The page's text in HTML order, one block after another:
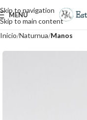
Skip to navigation
Skip to main content
MENÚ
Inicio Naturnua Manos